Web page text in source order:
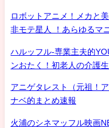
ロボットアニメ！メカと
非モテ星人 ！あらゆるマ
ハルッフル-専業主夫的
ンおたく！初老人の介護
アニゲタレスト（元祖！
ナベ的まとめ速報
火浦のシネマッフル映画